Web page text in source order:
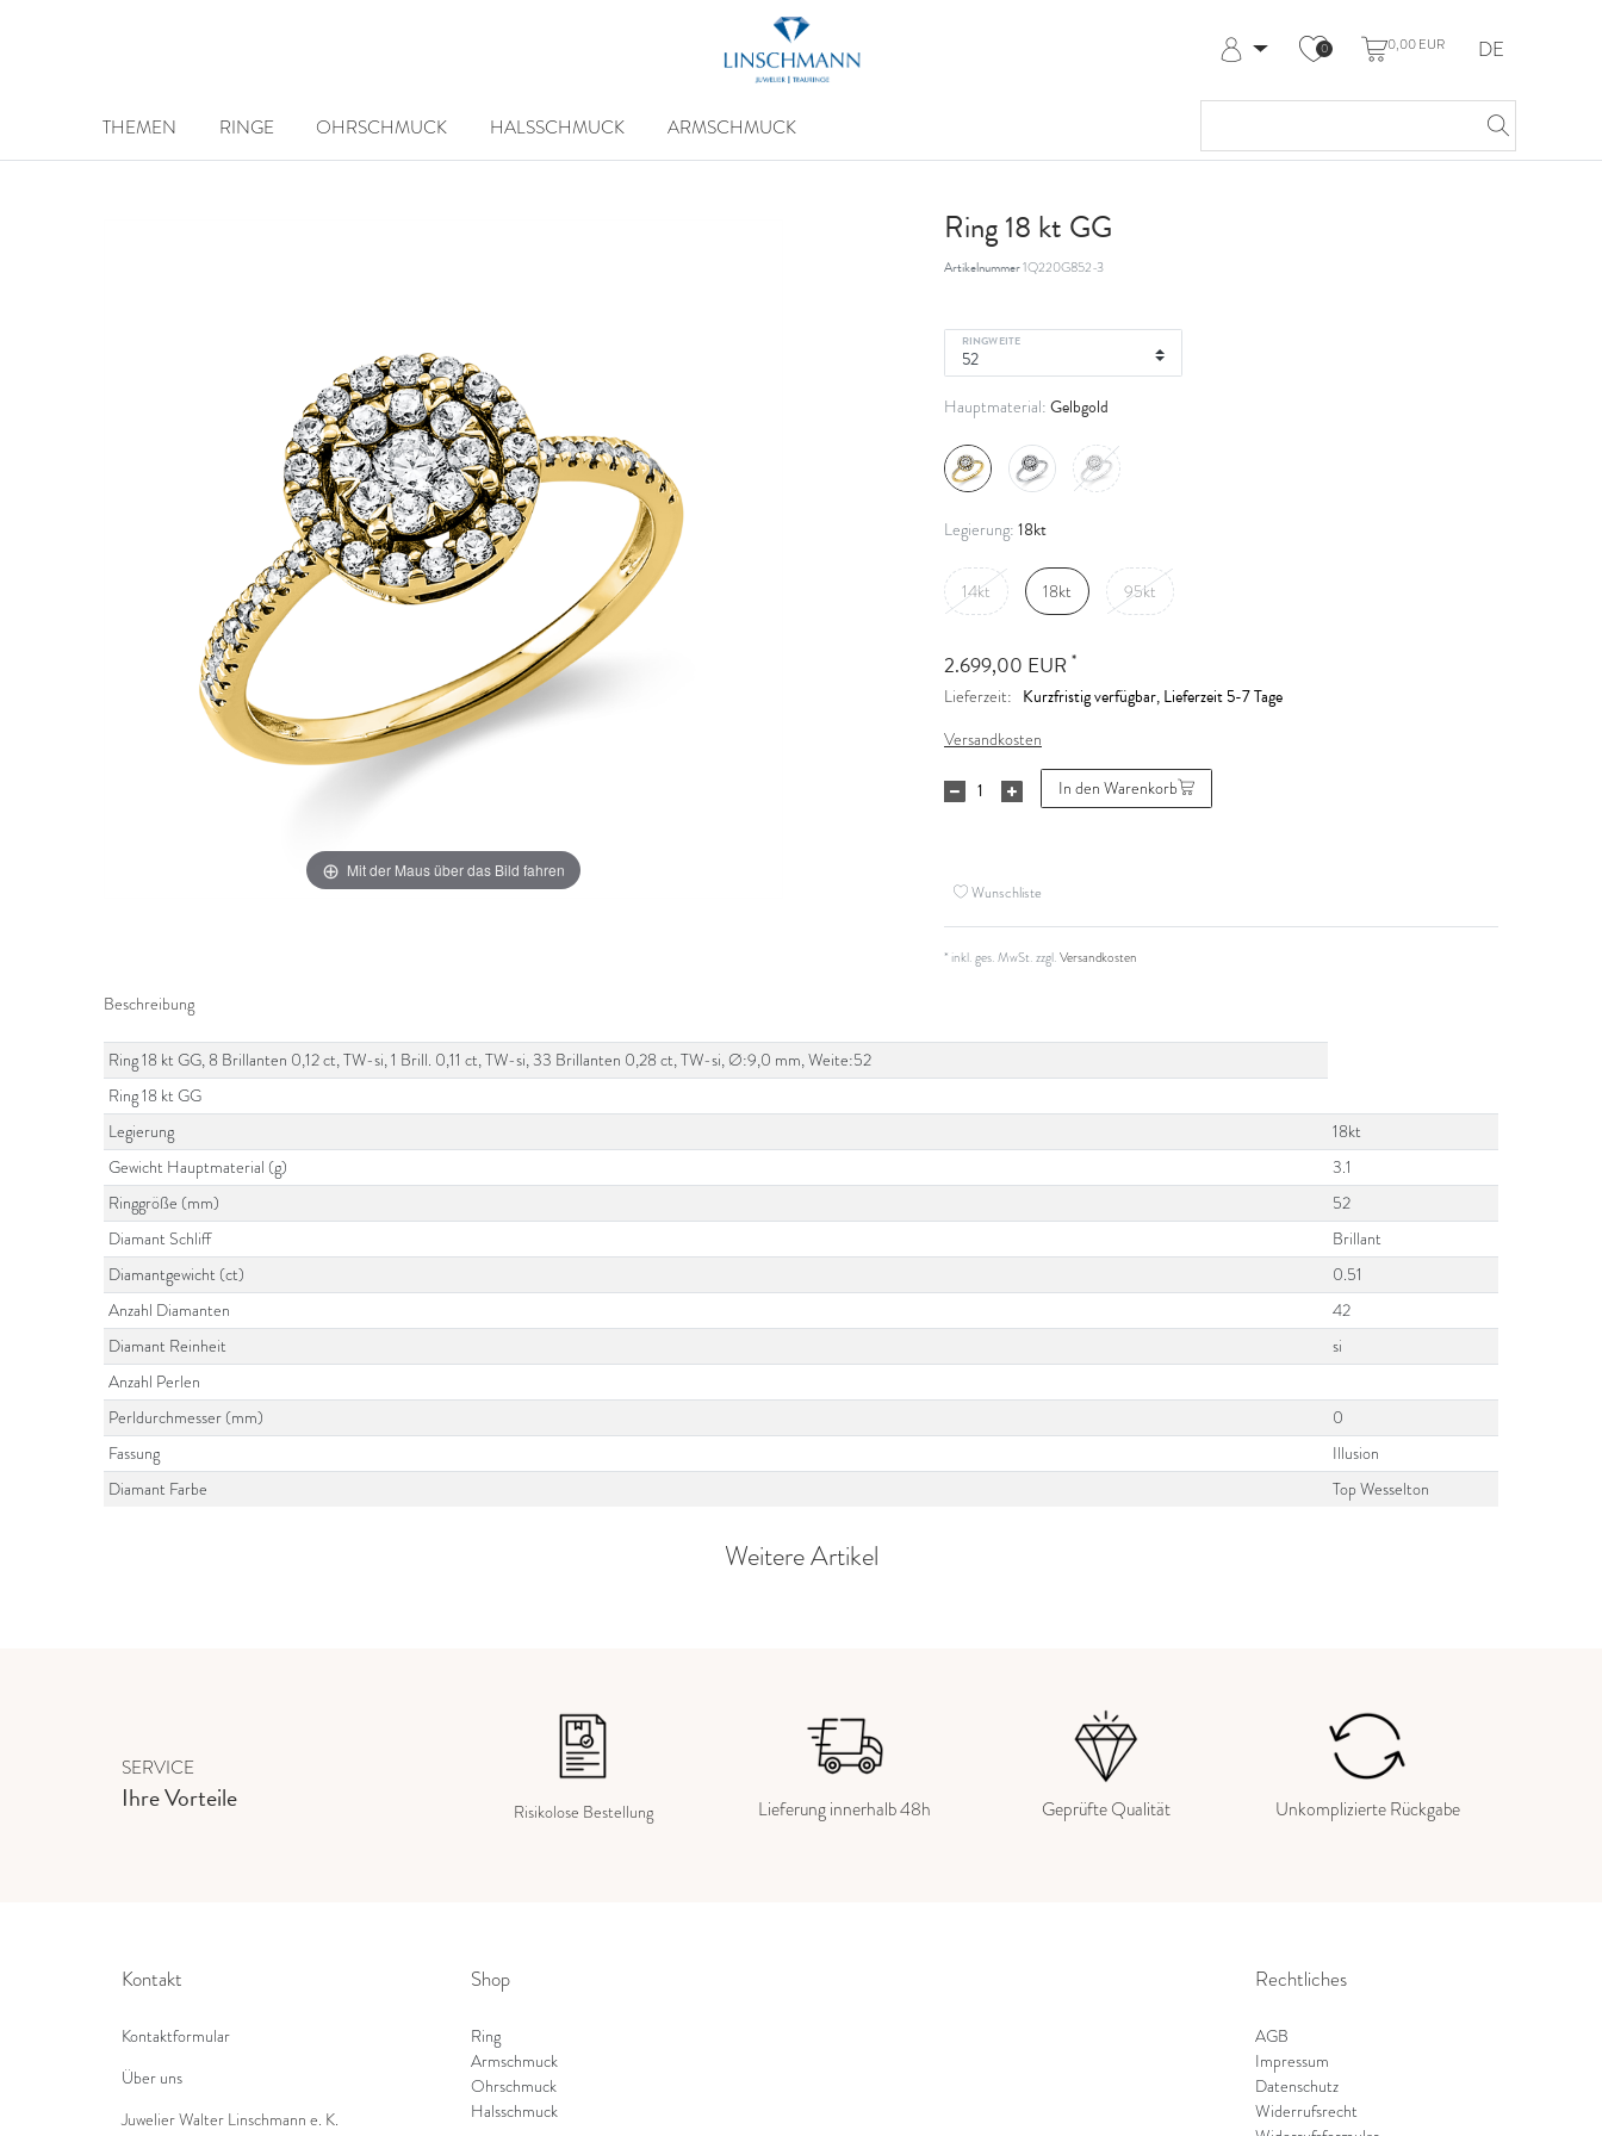
0 0,00 EUR DE
THEMEN RINGE OHRSCHMUCK HALSSCHMUCK ARMSCHMUCK
Mit der Maus über das Bild fahren
Ring 18 kt GG
Artikelnummer1Q220G852-3
RINGWEITE
Hauptmaterial: Gelbgold
Legierung: 18kt
14kt 18kt 95kt
2.699,00 EUR *
Lieferzeit: Kurzfristig verfügbar, Lieferzeit 5-7 Tage
Versandkosten
In den Warenkorb
Wunschliste
* inkl. ges. MwSt. zzgl.Versandkosten
Beschreibung
Ring 18 kt GG, 8 Brillanten 0,12 ct, TW-si, 1 Brill. 0,11 ct, TW-si, 33 Brillanten 0,28 ct, TW-si, Ø:9,0 mm, Weite:52
Ring 18 kt GG
Legierung
18kt
Gewicht Hauptmaterial (g)
3.1
Ringgröße (mm)
52
Diamant Schliff
Brillant
Diamantgewicht (ct)
0.51
Anzahl Diamanten
42
Diamant Reinheit
si
Anzahl Perlen
Perldurchmesser (mm)
0
Fassung
Illusion
Diamant Farbe
Top Wesselton
Weitere Artikel
SERVICE
Ihre Vorteile Risikolose Bestellung Lieferung innerhalb 48h Geprüfte Qualität Unkomplizierte Rückgabe
Kontakt
Kontaktformular
Über uns
Juwelier Walter Linschmann e. K.
Shop
Ring
Armschmuck
Ohrschmuck
Halsschmuck
Rechtliches
AGB
Impressum
Datenschutz
Widerrufsrecht